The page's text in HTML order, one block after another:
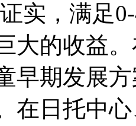
实，满足
大的收益
早期发展
在日托中